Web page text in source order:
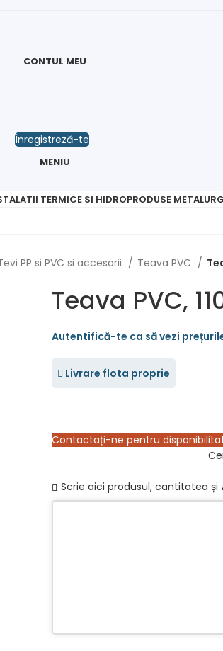
CONTUL MEU
Înregistreză-te
MENIU
TERMICE SI HIDROPRODUSE
PP si PVC si accesorii Teava PVC
Teava PVC,
Livrare flota proprie
Contactați-ne pentru
Scrie aici produsul, cantitatea și